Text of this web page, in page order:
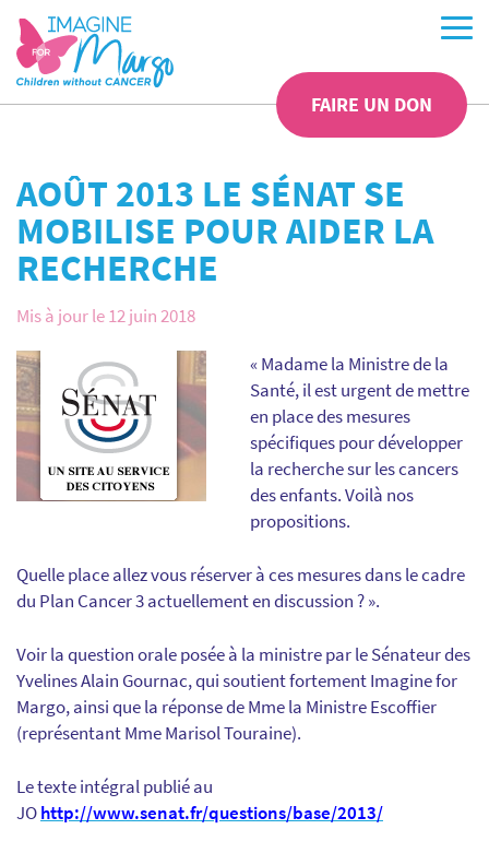
FAIRE UN DON
AOÛT 2013 LE SÉNAT SE
MOBILISE POUR AIDER LA
RECHERCHE
Mis à jour le 12 juin 2018
« Madame la Ministre de la
Santé, il est urgent de mettre
en place des mesures
spécifiques pour développer
la recherche sur les cancers
des enfants. Voilà nos
propositions.
Quelle place allez vous réserver à ces mesures dans le cadre
du Plan Cancer 3 actuellement en discussion ? ».
Voir la question orale posée à la ministre par le Sénateur des
Yvelines Alain Gournac, qui soutient fortement Imagine for
Margo, ainsi que la réponse de Mme la Ministre Escoffier
(représentant Mme Marisol Touraine).
Le texte intégral publié au
JOhttp://www.senat.fr/questions/base/2013/